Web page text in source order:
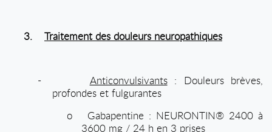
3. Traitement des douleurs neuropathiques
- Anticonvulsivants: Douleurs brèves,
profondes et fulgurantes
o
Gabapentine : NEURONTIN® 2400 à
3600 mg / 24 h en 3 prises